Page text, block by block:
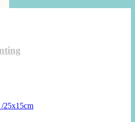
25x15cm